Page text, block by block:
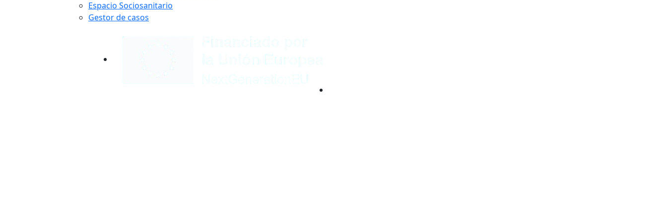
Espacio Sociosanitario
Gestor de casos